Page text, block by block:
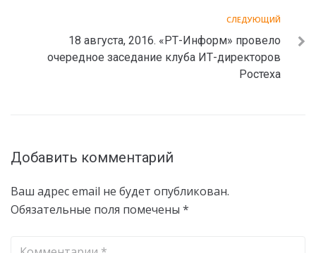
СЛЕДУЮЩИЙ
18 августа, 2016. «РТ-Информ» провело
очередное заседание клуба ИТ-директоров
Ростеха
Добавить комментарий
Ваш адрес email не будет опубликован.
Обязательные поля помечены *